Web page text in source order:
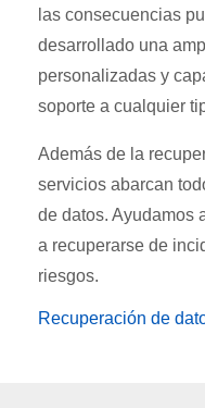
las consecuencias
desarrollado una
personalizadas y
soporte a cualquier
Además de la
servicios abarcan
de datos. Ayudamos
a recuperarse de
riesgos.
Recuperación de